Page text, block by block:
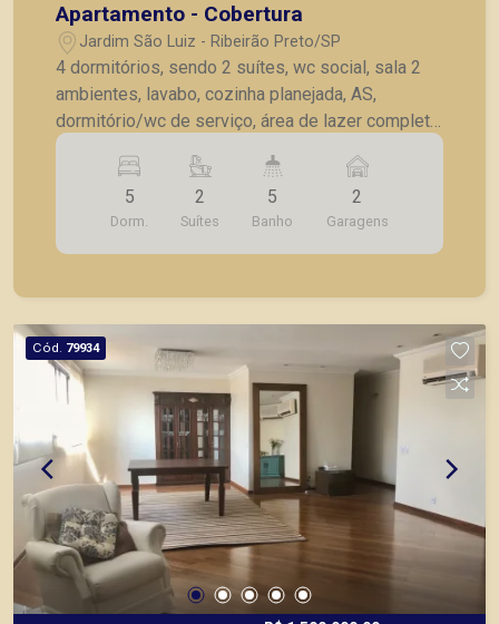
Apartamento - Cobertura
Jardim São Luiz - Ribeirão Preto/SP
4 dormitórios, sendo 2 suítes, wc social, sala 2
ambientes, lavabo, cozinha planejada, AS,
dormitório/wc de serviço, área de lazer completa,
com churrasqueira e piscina, ampla varanda, 2
vagas de garagem.
5
Dorm.
2
Suítes
5
Banho
2
Garagens
Cód. 79934